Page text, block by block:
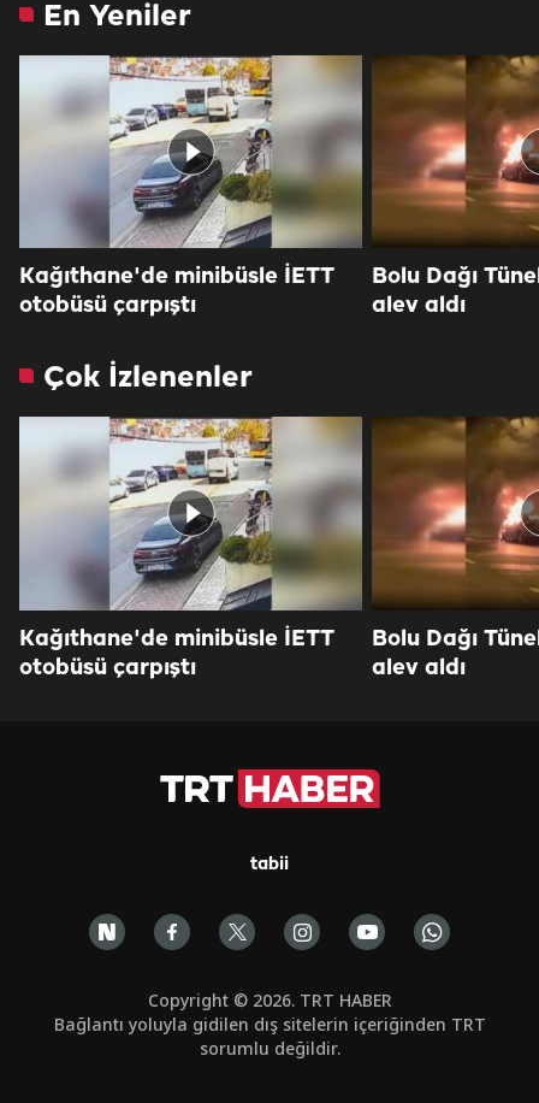
En Yeniler
Kağıthane'de minibüsle İETT
otobüsü çarpıştı
Bolu Dağı
alev aldı
Çok İzlenenler
Kağıthane'de minibüsle İETT
otobüsü çarpıştı
Bolu Dağı
alev aldı
tabii
Copyright © 2026. TRT HABER
Bağlantı yoluyla gidilen dış sitelerin içeriğinden TRT
sorumlu değildir.